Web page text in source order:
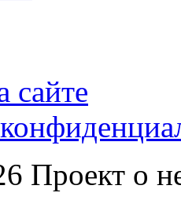
сайте
Проект о